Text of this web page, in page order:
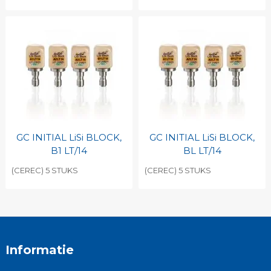
GC INITIAL LiSi BLOCK,
B1 LT/14
(CEREC) 5 STUKS
GC INITIAL LiSi BLOCK,
BL LT/14
(CEREC) 5 STUKS
Informatie